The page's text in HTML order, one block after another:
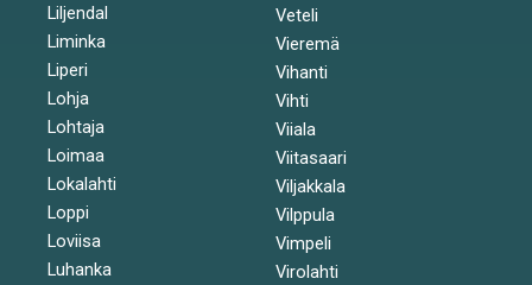
Liljendal
Liminka
Liperi
Lohja
Lohtaja
Loimaa
Lokalahti
Loppi
Loviisa
Luhanka
Veteli
Vieremä
Vihanti
Vihti
Viiala
Viitasaari
Viljakkala
Vilppula
Vimpeli
Virolahti